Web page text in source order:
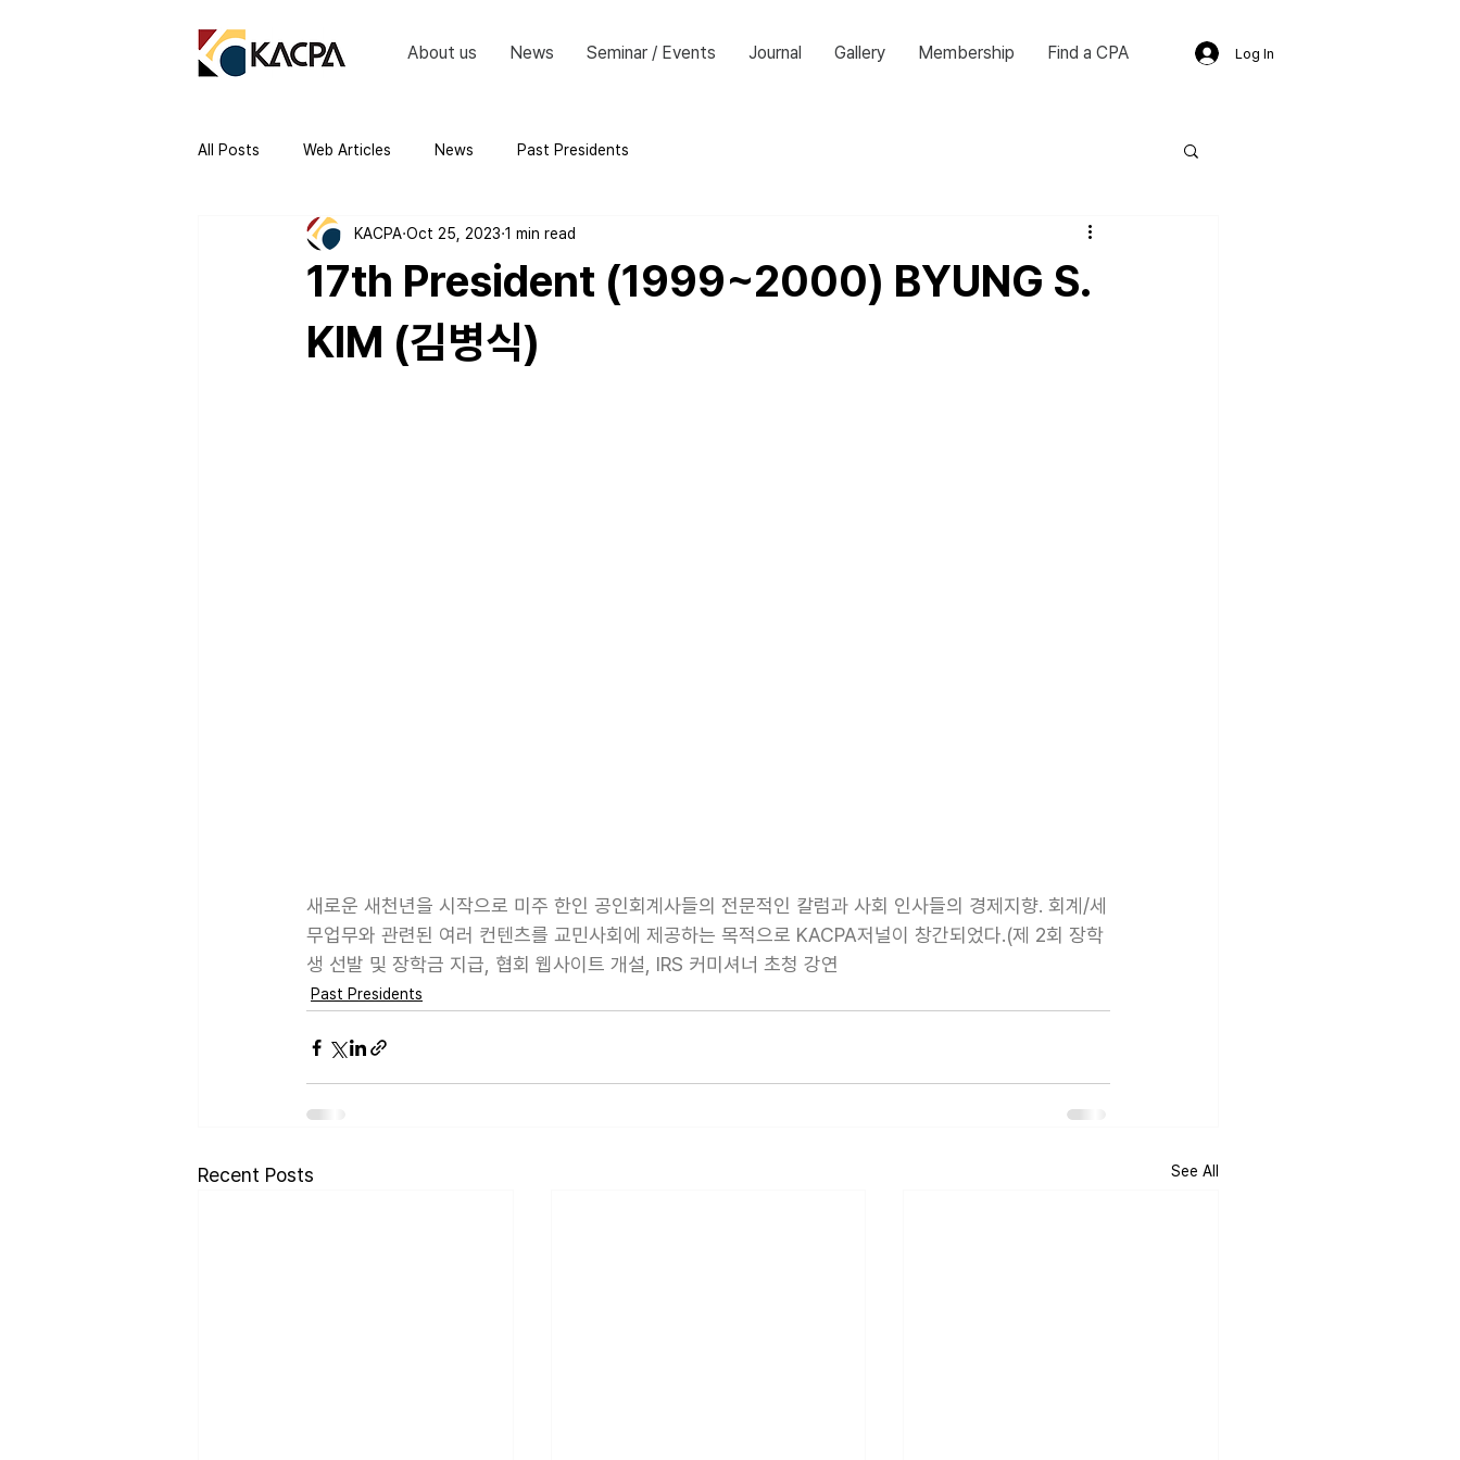
About us News Seminar / Events Journal Gallery Membership Find a CPA Log In
All Posts Web Articles News Past Presidents
17th President (1999~2000) BYUNG S.
KIM (김병식)
KACPA Oct 25, 2023 1 min read
새로운 새천년을 시작으로 미주 한인 공인회계사들의 전문적인 칼럼과 사회 인사들의 경제지향. 회계/세
무업무와 관련된 여러 컨텐츠를 교민사회에 제공하는 목적으로 KACPA저널이 창간되었다.(제 2회 장학
생 선발 및 장학금 지급, 협회 웹사이트 개설, IRS 커미셔너 초청 강연
Past Presidents
Recent Posts See All